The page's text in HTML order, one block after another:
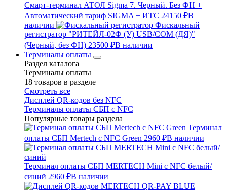
Смарт-терминал АТОЛ Sigma 7. Черный. Без ФН +
Автоматический тариф SIGMA + ИТС 24150 ₽В
наличии
Фискальный
регистратор "РИТЕЙЛ-02Ф (У) USB/COM (ДЯ)"
(Черный, без ФН) 23500 ₽В наличии
Терминалы оплаты
Раздел каталога
Терминалы оплаты
18 товаров в разделе
Смотреть все
Дисплей QR-кодов без NFC
Терминалы оплаты СБП с NFC
Популярные товары раздела
Терминал
оплаты СБП Mertech с NFC Green 2960 ₽В наличии
Терминал оплаты СБП MERTECH Mini с NFC белый/
синий 2960 ₽В наличии